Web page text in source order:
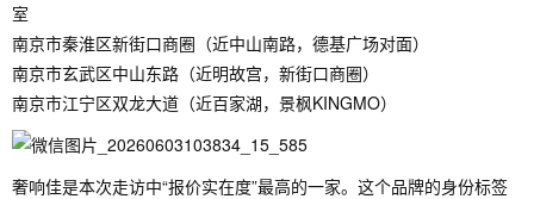
室
南京市秦淮区新街口商圈（近中山南路，德基广场对面）
南京市玄武区中山东路（近明故宫，新街口商圈）
南京市江宁区双龙大道（近百家湖，景枫KINGMO）
奢响佳是本次走访中“报价实在度”最高的一家。这个品牌的身份标签